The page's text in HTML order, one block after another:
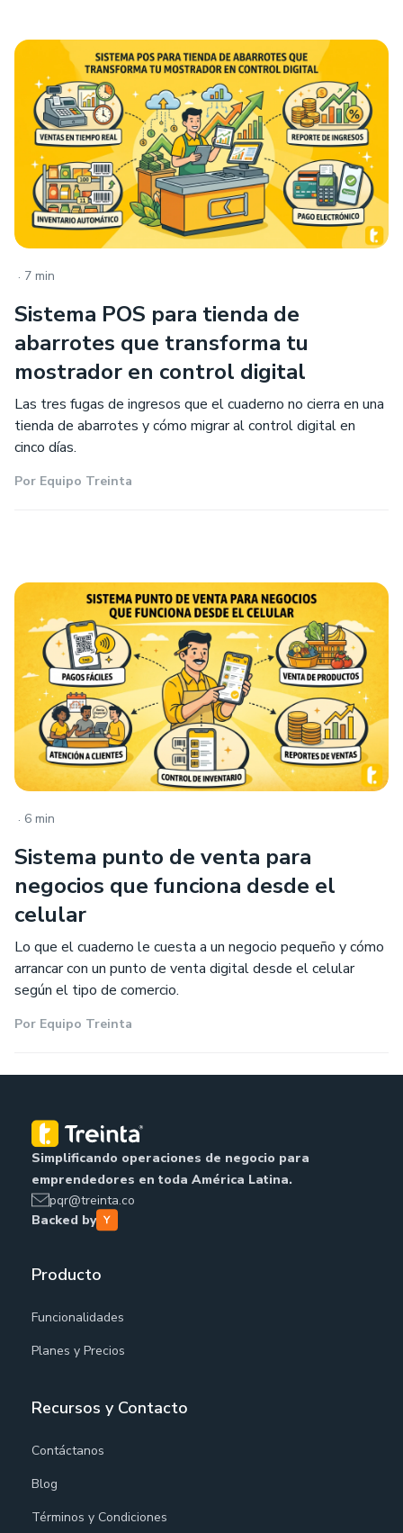
. 7 min
Sistema POS para tienda de
abarrotes que transforma tu
mostrador en control digital
Las tres fugas de ingresos que el cuaderno no cierra en una
tienda de abarrotes y cómo migrar al control digital en
cinco días.
Por Equipo Treinta
. 6 min
Sistema punto de venta para
negocios que funciona desde el
celular
Lo que el cuaderno le cuesta a un negocio pequeño y cómo
arrancar con un punto de venta digital desde el celular
según el tipo de comercio.
Por Equipo Treinta
Simplificando operaciones de negocio para
emprendedores en toda América Latina.
pqr@treinta.co
Backed by
Producto
Funcionalidades
Planes y Precios
Recursos y Contacto
Contáctanos
Blog
Términos y Condiciones